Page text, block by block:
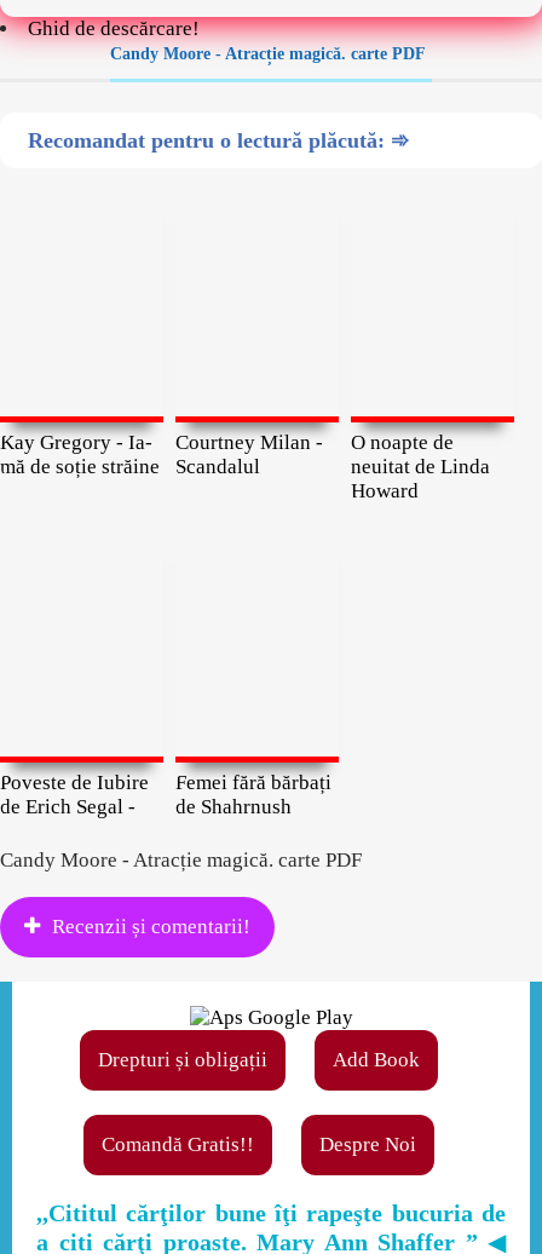
Ghid de descărcare!
Candy Moore - Atracție magică. carte PDF
Recomandat pentru o lectură plăcută: ➾
Kay Gregory - Ia-
mă de soție străine
Courtney Milan -
Scandalul
O noapte de
neuitat de Linda
Howard
Poveste de Iubire
de Erich Segal -
Femei fără bărbați
de Shahrnush
Candy Moore - Atracție magică. carte PDF
Recenzii și comentarii!
Drepturi și obligații Add Book
Comandă Gratis!! Despre Noi
,,Cititul cărţilor bune îţi rapeşte bucuria de
a citi cărţi proaste. Mary Ann Shaffer ” ◀